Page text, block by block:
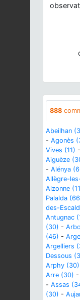
888
Abeilhan
- Agonès
Vives (11) -
Aiguèze
- Alénya
Allègre-
Alzonne
Palalda
des-
Antugnac
(30) -
(46) -
Argelliers
Dessous
Arphy (30)
Arre (30) -
- Assas
(30) -